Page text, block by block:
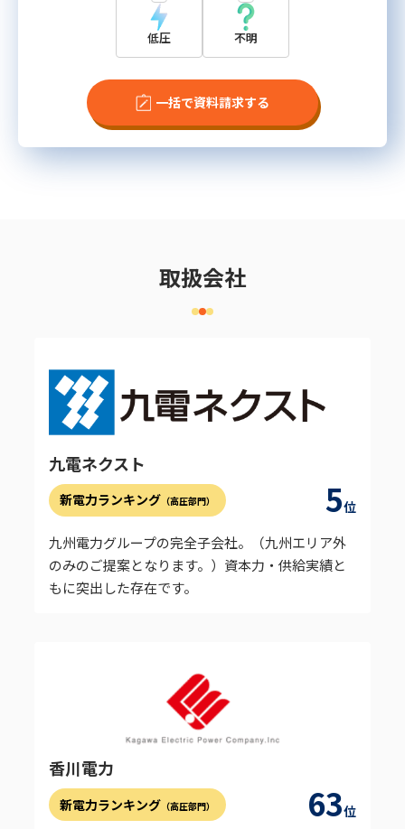
低圧 不明
一括で資料請求する
取扱会社
九電ネクスト
新電力ランキング （高圧部門） 5位
九州電力グループの完全子会社。（九州エリア外
のみのご提案となります。）資本力・供給実績と
もに突出した存在です。
香川電力
新電力ランキング （高圧部門） 63位